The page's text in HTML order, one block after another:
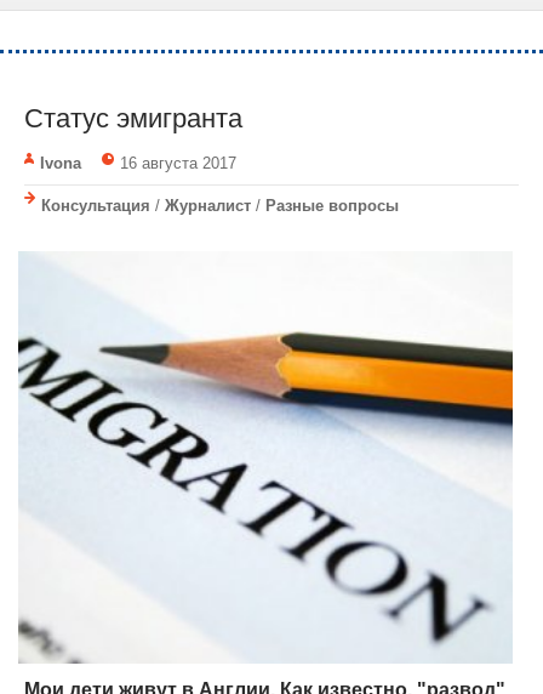
Статус эмигранта
Ivona 16 августа 2017
Консультация / Журналист / Разные вопросы